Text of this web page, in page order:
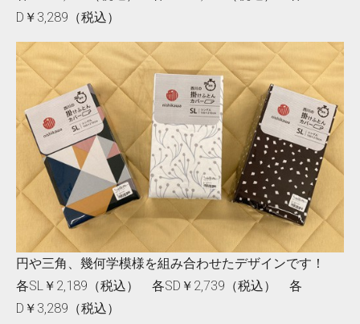
D￥3,289（税込）
円や三角、幾何学模様を組み合わせたデザインです！
各SL￥2,189（税込） 各SD￥2,739（税込） 各
D￥3,289（税込）